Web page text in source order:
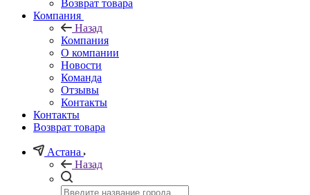
Возврат товара
Компания
Назад
Компания
О компании
Новости
Команда
Отзывы
Контакты
Контакты
Возврат товара
Астана
Назад